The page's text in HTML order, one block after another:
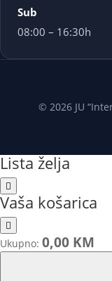
Sub
08:00 – 16:30h
© 2026 JU
Lista želja
Vaša košarica
Ukupno: 0,00 KM